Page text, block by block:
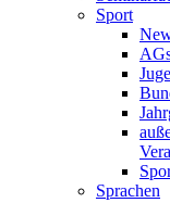
Sport
Sprachen